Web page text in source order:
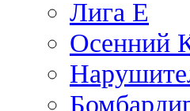
Лига Е
Осенний